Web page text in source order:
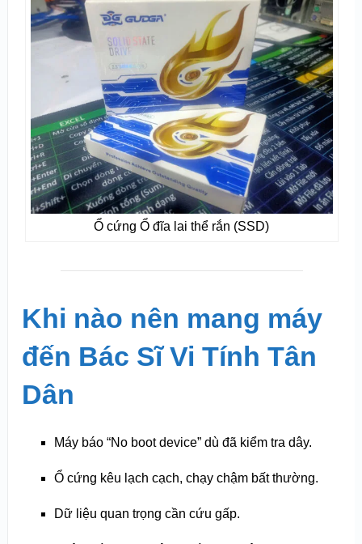
Ổ cứng Ổ đĩa lai thể rắn (SSD)
Khi nào nên mang máy
đến Bác Sĩ Vi Tính Tân
Dân
Máy báo “No boot device” dù đã kiểm tra dây.
Ổ cứng kêu lạch cạch, chạy chậm bất thường.
Dữ liệu quan trọng cần cứu gấp.